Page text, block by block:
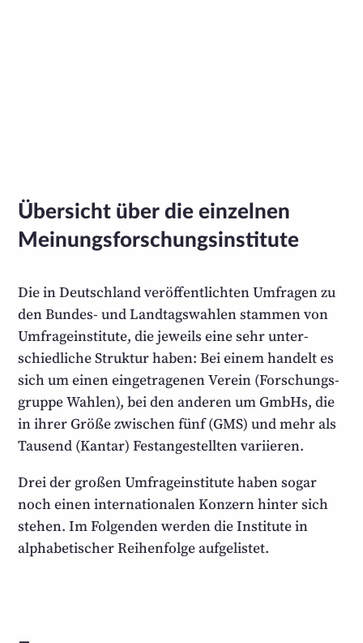
Übersicht über die einzelnen
Meinungsforschungsinstitute
Die in Deutschland veröffentlichten Umfragen zu
den Bundes- und Landtags­wahlen stammen von
Umfrage­institute, die jeweils eine sehr unter­
schied­liche Struktur haben: Bei einem handelt es
sich um einen eingetra­genen Verein (Forschungs­
gruppe Wahlen), bei den anderen um GmbHs, die
in ihrer Größe zwischen fünf (GMS) und mehr als
Tausend (Kantar) Fest­angestellten variieren.
Drei der großen Umfrage­institute haben sogar
noch einen inter­nationalen Konzern hinter sich
stehen. Im Folgenden werden die Institute in
alphabe­tischer Reihen­folge aufgelistet.